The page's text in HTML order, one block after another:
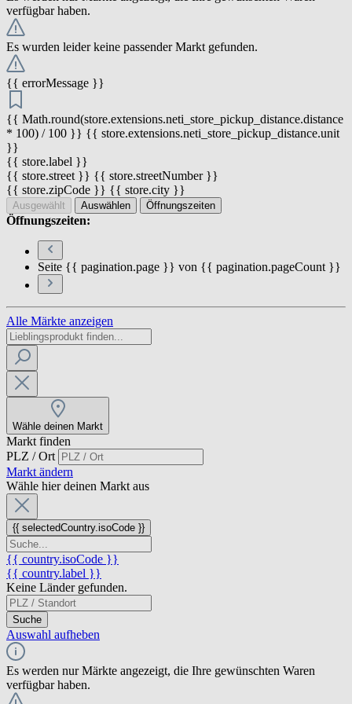
verfügbar haben.
Es wurden leider keine passender Markt gefunden.
{{ errorMessage }}
{{ Math.round(store.extensions.neti_store_pickup_distance.distance
* 100) / 100 }} {{ store.extensions.neti_store_pickup_distance.unit
}}
{{ store.label }}
{{ store.street }} {{ store.streetNumber }}
{{ store.zipCode }} {{ store.city }}
Ausgewählt Auswählen Öffnungszeiten
Öffnungszeiten:
Seite {{ pagination.page }} von {{ pagination.pageCount }}
Alle Märkte anzeigen
Wähle deinen Markt
Markt finden
PLZ / Ort
Markt ändern
Wähle hier deinen Markt aus
{{ selectedCountry.isoCode }}
{{ country.isoCode }}
{{ country.label }}
Keine Länder gefunden.
Suche
Auswahl aufheben
Es werden nur Märkte angezeigt, die Ihre gewünschten Waren
verfügbar haben.